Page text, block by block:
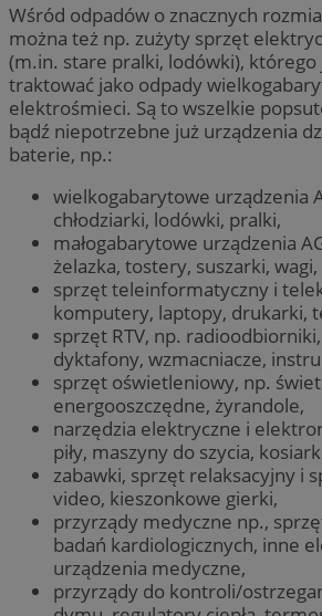
Wśród odpadów o znacznych
można też np. zużyty sprzęt
(m.in. stare pralki, lodówki),
traktować jako odpady
elektrośmieci. Są to wszelkie
bądź niepotrzebne już urządzenia
baterie, np.:
wielkogabarytowe urządzenia
chłodziarki, lodówki, pralki,
małogabarytowe urządzenia
żelazka, tostery, suszarki, wagi,
sprzęt teleinformatyczny i
komputery, laptopy, drukarki,
sprzęt RTV, np.
dyktafony, wzmacniacze,
sprzęt oświetleniowy, np.
energooszczędne, żyrandole,
narzędzia elektryczne i
piły, maszyny do szycia,
zabawki, sprzęt relaksacyjny i
video, kieszonkowe gierki,
przyrządy medyczne np.,
badań kardiologicznych, inne
urządzenia medyczne,
przyrządy do kontroli/